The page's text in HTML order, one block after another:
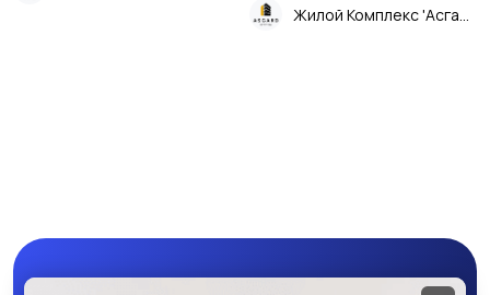
Жилой Комплекс 'Асгард'